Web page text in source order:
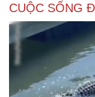
CUỘC SỐNG